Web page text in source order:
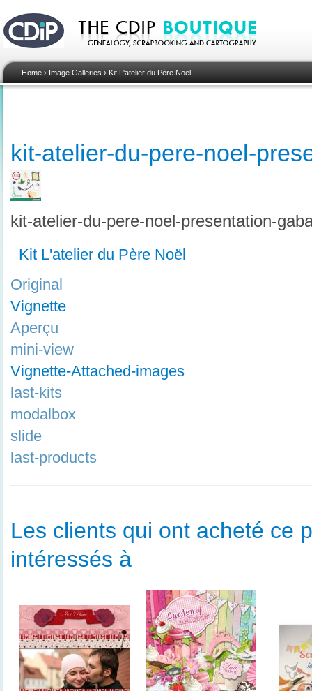
Home › Image Galleries › Kit L'atelier du Père Noël
kit-atelier-du-pere-noel-
kit-atelier-du-pere-noel-presentation-
Kit L'atelier du Père Noël
Original
Vignette
Aperçu
mini-view
Vignette-Attached-images
last-kits
modalbox
slide
last-products
Les clients qui ont acheté ce
intéressés à